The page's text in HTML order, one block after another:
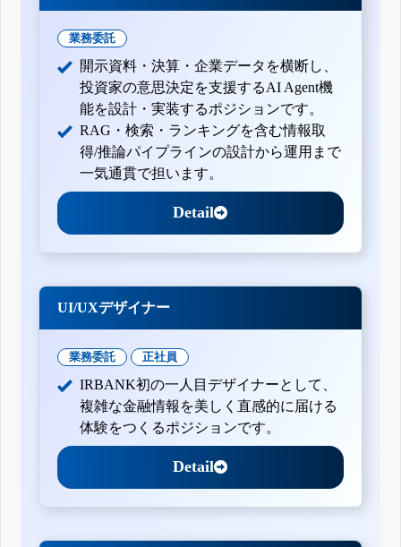
業務委託
開示資料・決算・企業データを横断し、
投資家の意思決定を支援するAI Agent機
能を設計・実装するポジションです。
RAG・検索・ランキングを含む情報取
得/推論パイプラインの設計から運用まで
一気通貫で担います。
Detail
UI/UXデザイナー
業務委託 正社員
IRBANK初の一人目デザイナーとして、
複雑な金融情報を美しく直感的に届ける
体験をつくるポジションです。
Detail